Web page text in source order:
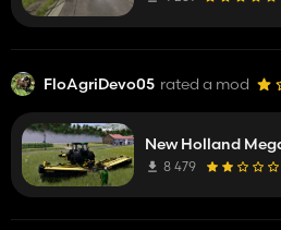
FloAgriDevo05 rated a mod
New Holland
8 479